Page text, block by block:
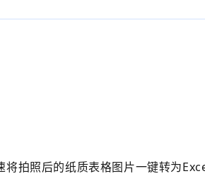
拍照后的纸质表格图片一键转为